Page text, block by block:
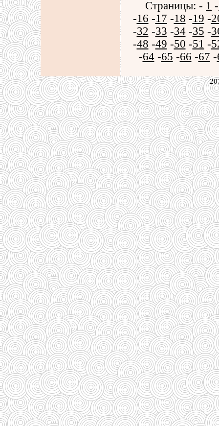
Страницы: - 1 -
-16 -17 -18 -19 -
-32 -33 -34-35 -
-48 -49 -50 -51 -
-64-65 -66 -67 -